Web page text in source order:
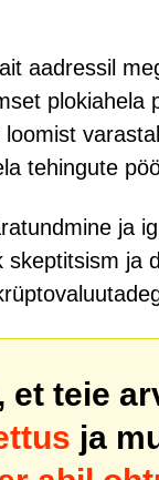
aadressil
tehingute
ja
ja
et teie
ja